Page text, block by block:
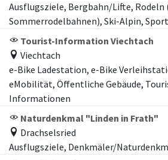
Ausflugsziele, Bergbahn/Lifte, Rodeln
Sommerrodelbahnen), Ski-Alpin,
Tourist-Information Viechtach
Viechtach
e-Bike Ladestation, e-Bike
eMobilität, Öffentliche Gebäude,
Informationen
Naturdenkmal "Linden in Frath"
Drachselsried
Ausflugsziele, Denkmäler/